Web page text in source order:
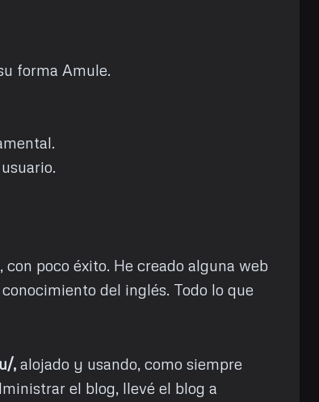
forma Amule.
poco éxito. He creado alguna web
del inglés. Todo lo que
, alojado y usando, como siempre
el blog, llevé el blog a